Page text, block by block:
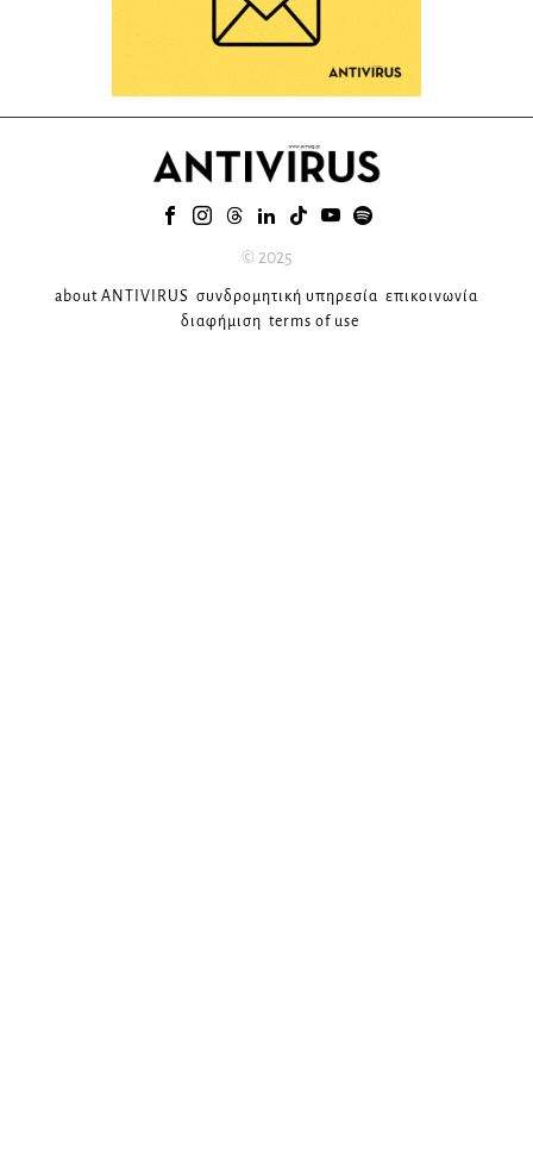
© 2025
about ANTIVIRUS συνδρομητική υπηρεσία επικοινωνία
διαφήμιση terms of use